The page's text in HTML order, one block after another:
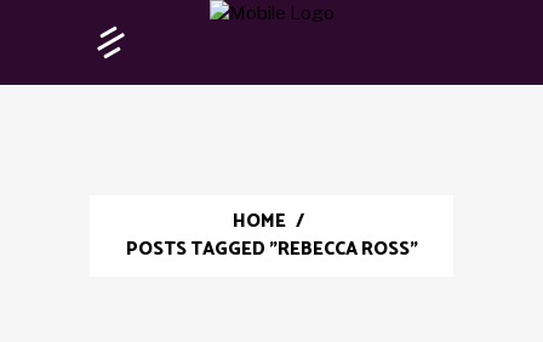
HOME /
POSTS TAGGED "REBECCA ROSS"